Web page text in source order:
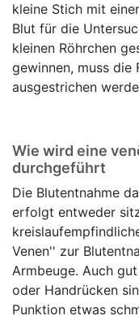
kleine Stich mit
Blut für die
kleinen Röhrchen
gewinnen, muss die
ausgestrichen
Wie wird eine
durchgeführt
Die Blutentnahme
erfolgt entweder
Venen'' zur
Armbeuge. Auch
oder Handrücken
Punktion etwas